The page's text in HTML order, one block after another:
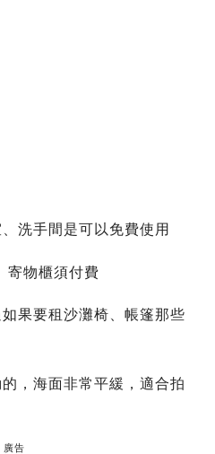
洗手間是可以免費使用
寄物櫃須付費
果要租沙灘椅、帳篷那些
，海面非常平緩，適合拍
廣告